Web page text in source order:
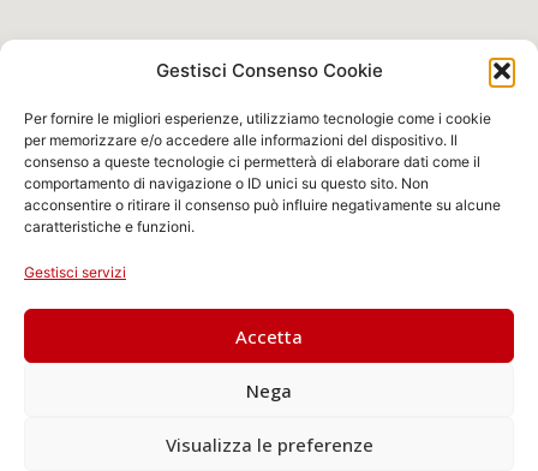
Gestisci Consenso Cookie
Per fornire le migliori esperienze, utilizziamo tecnologie come i cookie
per memorizzare e/o accedere alle informazioni del dispositivo. Il
consenso a queste tecnologie ci permetterà di elaborare dati come il
comportamento di navigazione o ID unici su questo sito. Non
acconsentire o ritirare il consenso può influire negativamente su alcune
caratteristiche e funzioni.
Gestisci servizi
Accetta
Nega
Visualizza le preferenze